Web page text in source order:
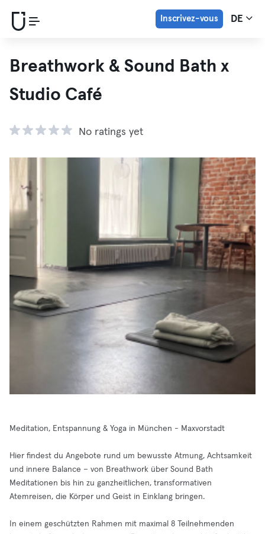
Inscrivez-vous DE
Breathwork & Sound Bath x
Studio Café
No ratings yet
Meditation, Entspannung & Yoga in München - Maxvorstadt
Hier findest du Angebote rund um bewusste Atmung, Achtsamkeit
und innere Balance – von Breathwork über Sound Bath
Meditationen bis hin zu ganzheitlichen, transformativen
Atemreisen, die Körper und Geist in Einklang bringen.
In einem geschützten Rahmen mit maximal 8 Teilnehmenden